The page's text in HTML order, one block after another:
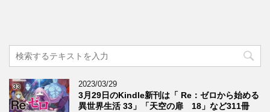
2023/03/29
3月29日のKindle新刊は「 Re：ゼロから始める
異世界生活 33」「天空の扉 18」など311冊